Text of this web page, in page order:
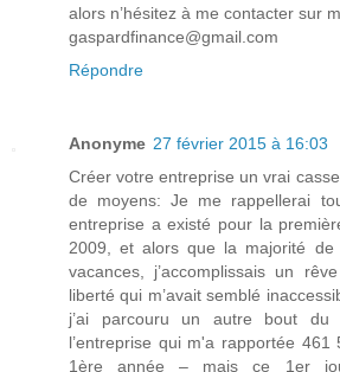
alors n’hésitez à me contacter sur
gaspardfinance@gmail.com
Répondre
Anonyme 27 février 2015 à 16:03
Créer votre entreprise un vrai
de moyens: Je me rappellerai
entreprise a existé pour la
2009, et alors que la majorité
vacances, j’accomplissais un
liberté qui m’avait semblé
j’ai parcouru un autre bout du
l’entreprise qui m'a rapportée
1ère année – mais ce 1er